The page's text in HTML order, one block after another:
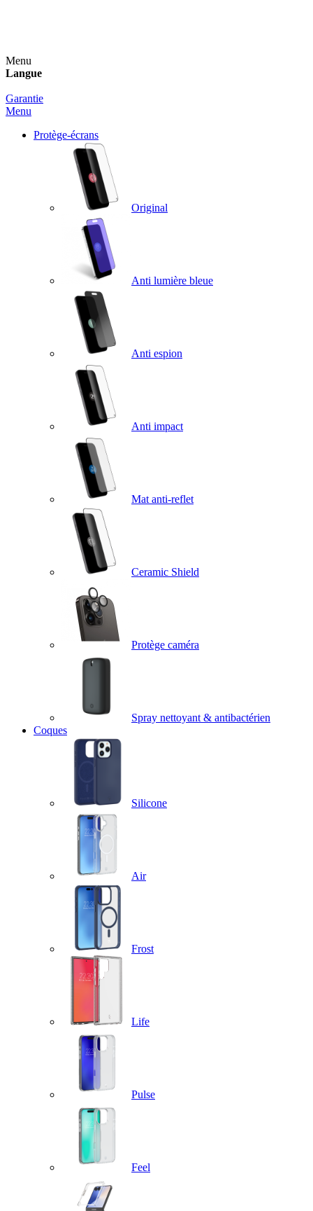
Menu
Langue
Garantie
Menu
Protège-écrans
Original
Anti lumière bleue
Anti espion
Anti impact
Mat anti-reflet
Ceramic Shield
Protège caméra
Spray nettoyant & antibactérien
Coques
Silicone
Air
Frost
Life
Pulse
Feel